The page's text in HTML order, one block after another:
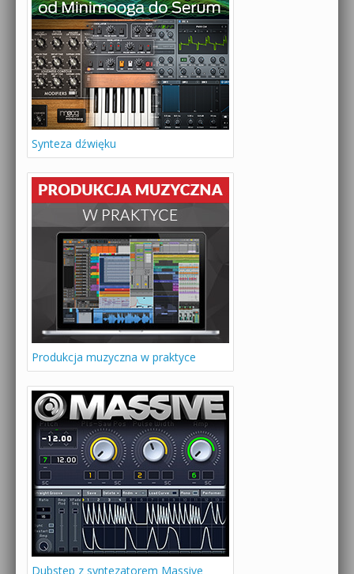
Synteza dźwięku
Produkcja muzyczna w praktyce
Dubstep z syntezatorem Massive